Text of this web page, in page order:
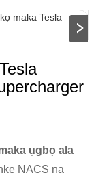
ụgbọ ala
NACS na